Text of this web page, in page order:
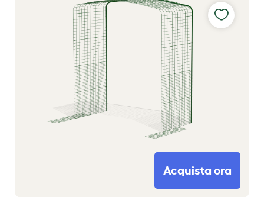
Acquista ora